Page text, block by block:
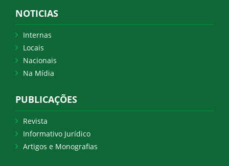
NOTICIAS
Internas
Locais
Nacionais
Na Mídia
PUBLICAÇÕES
Revista
Informativo Jurídico
Artigos e Monografias